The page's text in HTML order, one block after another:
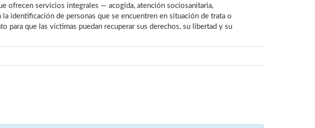
ofrecen servicios integrales — acogida, atención sociosanitaria,
identificación de personas que se encuentren en situación de trata o
que las víctimas puedan recuperar sus derechos, su libertad y su